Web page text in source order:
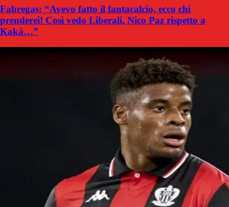
Fabregas: “Avevo fatto il fantacalcio, ecco chi
prenderei! Così vedo Liberali, Nico Paz rispetto a
Kakà…”